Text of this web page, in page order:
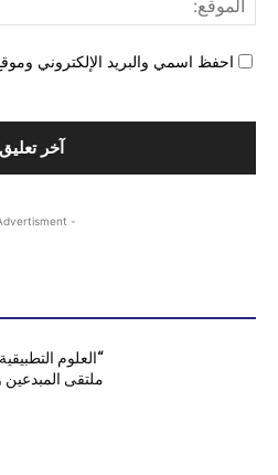
احفظ اسمي والبريد الإلكتروني
- Advertisment -
“العلوم
ملتقى المبدعين